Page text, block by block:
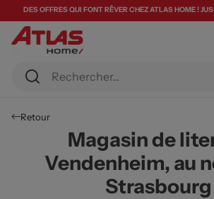
DES OFFRES QUI FONT RÊVER CHEZ ATLAS HOME !
Retour
Magasin de
Vendenheim, au
Strasbourg